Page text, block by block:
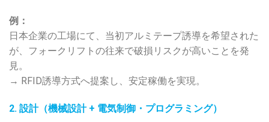
例：
日本企業の工場にて、当初アルミテープ誘導を希望された
が、フォークリフトの往来で破損リスクが高いことを発
見。
→ RFID誘導方式へ提案し、安定稼働を実現。
2. 設計（機械設計 + 電気制御・プログラミング）